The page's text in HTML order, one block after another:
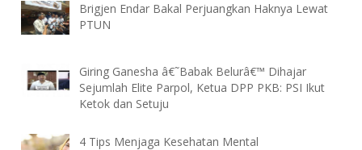
Brigjen Endar Bakal Perjuangkan Haknya Lewat
PTUN
Giring Ganesha â€˜Babak Belurâ€™ Dihajar
Sejumlah Elite Parpol, Ketua DPP PKB: PSI Ikut
Ketok dan Setuju
4 Tips Menjaga Kesehatan Mental